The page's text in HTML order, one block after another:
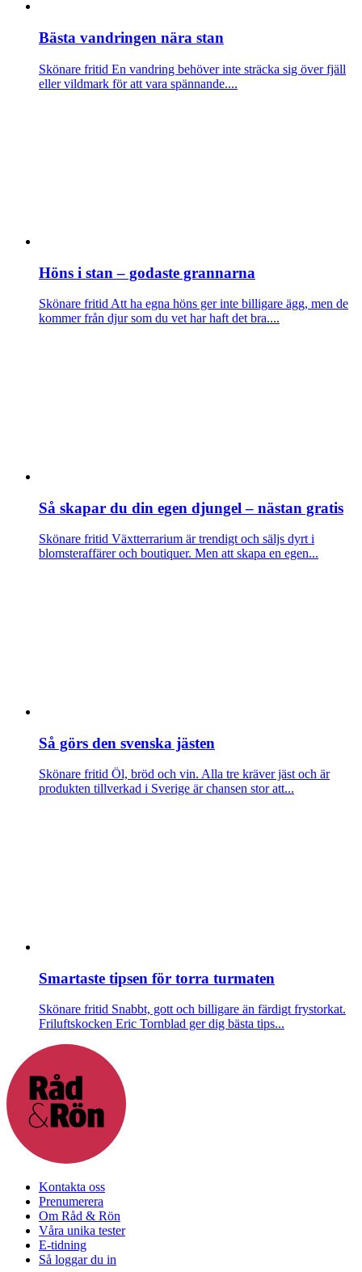
Bästa vandringen nära stan
Skönare fritid En vandring behöver inte sträcka sig över fjäll
eller vildmark för att vara spännande....
Höns i stan – godaste grannarna
Skönare fritidAtt ha egna höns ger inte billigare ägg, men de
kommer från djur som du vet har haft det bra....
Så skapar du din egen djungel – nästan gratis
Skönare fritid Växtterrarium är trendigt och säljs dyrt i
blomsteraffärer och boutiquer. Men att skapa en egen...
Så görs den svenska jästen
Skönare fritid Öl, bröd och vin. Alla tre kräver jäst och är
produkten tillverkad i Sverige är chansen stor att...
Smartaste tipsen för torra turmaten
Skönare fritid Snabbt, gott och billigare än färdigt frystorkat.
Friluftskocken Eric Tornblad ger dig bästa tips...
Kontakta oss
Prenumerera
Om Råd & Rön
Våra unika tester
E-tidning
Så loggar du in